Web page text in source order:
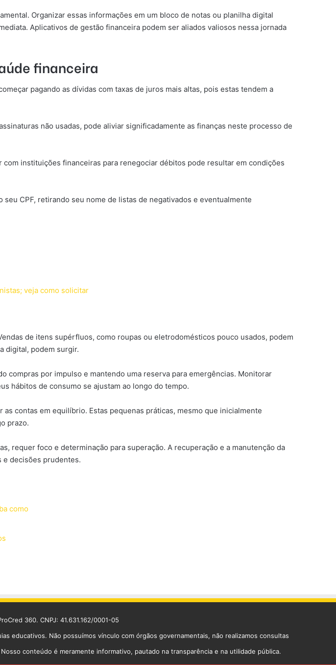
Organizar essas informações em um bloco de notas ou planilha digital
Aplicativos de gestão financeira podem ser aliados valiosos nessa jornada
financeira
pagando as dívidas com taxas de juros mais altas, pois estas tendem a
não usadas, pode aliviar significadamente as finanças neste processo de
instituições financeiras para renegociar débitos pode resultar em condições
CPF, retirando seu nome de listas de negativados e eventualmente
veja como solicitar
de itens supérfluos, como roupas ou eletrodomésticos pouco usados, podem
digital, podem surgir.
compras por impulso e mantendo uma reserva para emergências. Monitorar
hábitos de consumo se ajustam ao longo do tempo.
contas em equilíbrio. Estas pequenas práticas, mesmo que inicialmente
prazo.
requer foco e determinação para superação. A recuperação e a manutenção da
e decisões prudentes.
como
360. CNPJ: 41.631.162/0001-05
educativos. Não possuímos vínculo com órgãos governamentais, não realizamos consultas
conteúdo é meramente informativo, pautado na transparência e na utilidade pública.